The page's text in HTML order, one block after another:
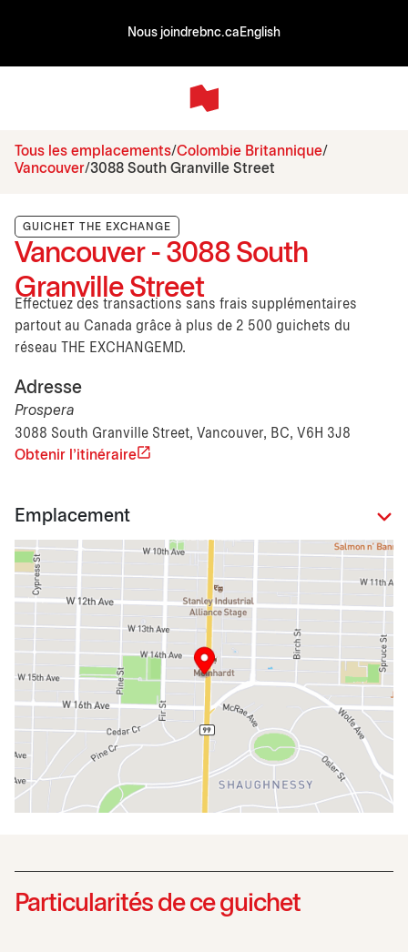
Nous joindrebnc.ca English
Tous les emplacements Colombie Britannique
Vancouver 3088 South Granville Street
GUICHET THE EXCHANGE
Vancouver - 3088 South
Granville Street
Effectuez des transactions sans frais supplémentaires
partout au Canada grâce à plus de 2 500 guichets du
réseau THE EXCHANGEMD.
Adresse
Prospera
3088 South Granville Street, Vancouver, BC, V6H 3J8
Obtenir l'itinéraire
Emplacement
Particularités de ce guichet